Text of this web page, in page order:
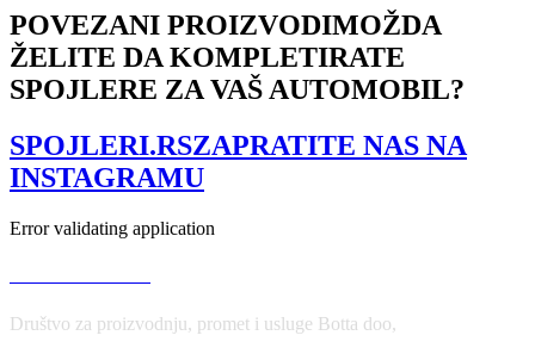
A
W176/
CLA
117
CLA
117
AMG
Facelift
POVEZANI PROIZVODIMOŽDA
ŽELITE DA KOMPLETIRATE
SPOJLERE ZA VAŠ AUTOMOBIL?
SPOJLERI.RSZAPRATITE NAS NA
INSTAGRAMU
Error validating application
Društvo za proizvodnju, promet i usluge Botta doo,